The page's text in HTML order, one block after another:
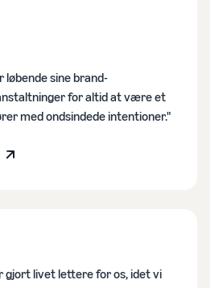
løbende sine brand-
for altid at være et
med ondsindede intentioner."
gjort livet lettere for os, idet vi